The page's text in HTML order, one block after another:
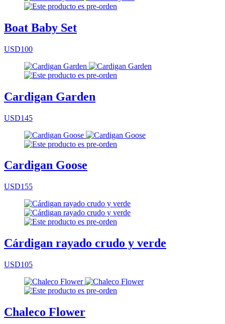
Boat Baby Set
USD100
Cardigan Garden
USD145
Cardigan Goose
USD155
Cárdigan rayado crudo y verde
USD105
Chaleco Flower